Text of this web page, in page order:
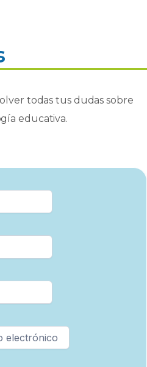
todas tus dudas sobre
educativa.